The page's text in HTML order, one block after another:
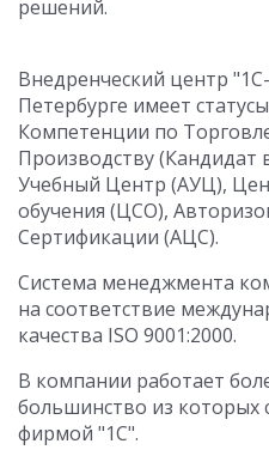
решений.
Внедренческий центр
Петербурге имеет
Компетенции по
Производству
Учебный Центр (АУЦ),
обучения (ЦСО),
Сертификации (АЦС).
Система менеджмента
на соответствие
качества ISO 9001:2000.
В компании работает
большинство из
фирмой "1С".